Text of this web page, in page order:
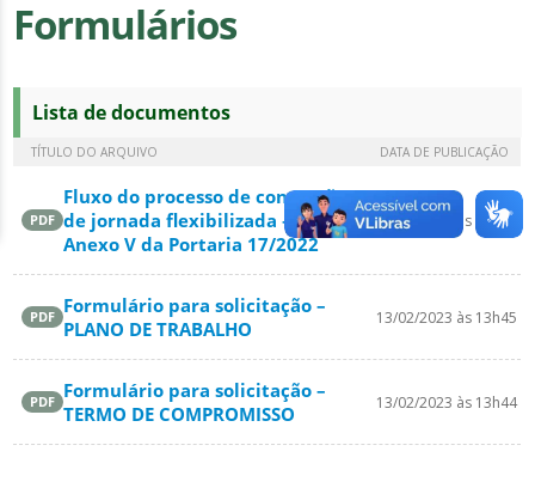
Formulários
Lista de documentos
TÍTULO DO ARQUIVO DATA DE PUBLICAÇÃO
PDF
Fluxo do processo de concessão
de jornada flexibilizada –
Anexo V da Portaria 17/2022
13/02/2023 às 13h45
PDF Formulário para solicitação –
PLANO DE TRABALHO
13/02/2023 às 13h45
PDF Formulário para solicitação –
TERMO DE COMPROMISSO
13/02/2023 às 13h44